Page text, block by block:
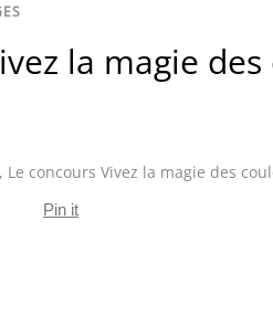
la magie
, Le concours Vivez la magie des
Pin it